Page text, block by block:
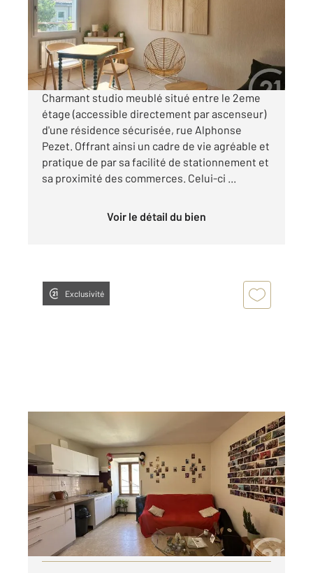
Appartement Studio à louer
423,15 €
par mois charges comprises
Charmant studio meublé situé entre le 2eme
étage (accessible directement par ascenseur)
d'une résidence sécurisée, rue Alphonse
Pezet. Offrant ainsi un cadre de vie agréable et
pratique de par sa facilité de stationnement et
sa proximité des commerces. Celui-ci ...
Voir le détail du bien
Exclusivité
ST AFFRIQUE 12
44,36 m2, 2 pièces
Ref : 7734
Appartement T2 à louer
387,38 €
par mois charges comprises
Visiter le site dédié